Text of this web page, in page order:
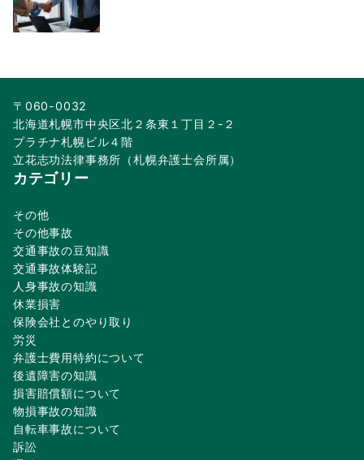
〒060-0032
北海道札幌市中央区北２条東１丁目２-２
プラチナ札幌ビル４階
立花志功法律事務所（札幌弁護士会所属）
カテゴリー
その他
その他事故
交通事故の豆知識
交通事故体験記
人身事故の知識
休業損害
保険会社とのやり取り
労災
弁護士費用特約について
後遺障害の知識
損害賠償額について
物損事故の知識
自転車事故について
訴訟